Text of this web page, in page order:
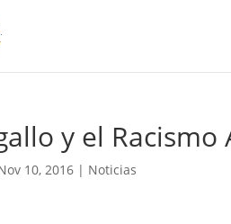
y el Racismo
10, 2016 | Noticias